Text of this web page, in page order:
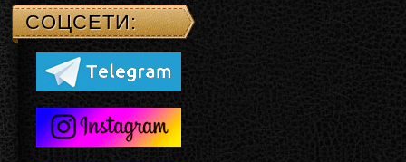
СОЦСЕТИ: